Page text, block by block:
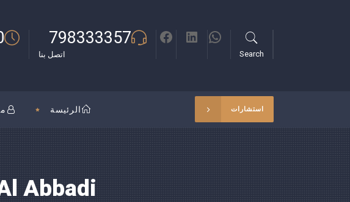
798333357
اتصل بنا Search
الرئيسة استشارات
Abbadi